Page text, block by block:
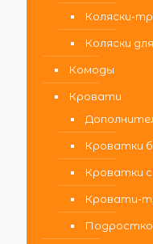
Коляски-
Коляски
Комоды
Кровати
Кроватки
Кроватки
Кровати-